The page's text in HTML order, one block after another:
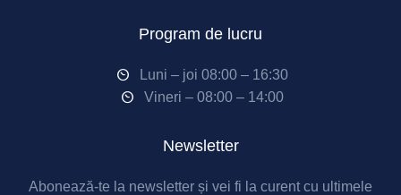
Program de lucru
Luni – joi 08:00 – 16:30
Vineri – 08:00 – 14:00
Newsletter
Abonează-te la newsletter și vei fi la curent cu ultimele